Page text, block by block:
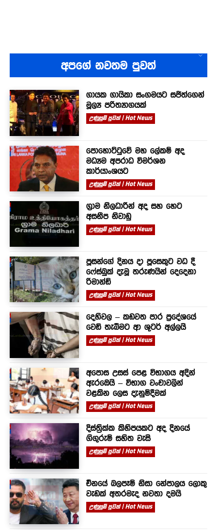
අපගේ නවතම පුවත්
ගායක ගායිකා සංගමයට සජිත්ගෙන්
මූල්‍ය පරිත්‍යාගයක්
උණුසුම් පුවත් | Hot News
පොහොට්ටුවේ මහ ලේකම් අද
මධ්‍යම අපරාධ විමර්ශන
කාර්යාංශයට
උණුසුම් පුවත් | Hot News
ග්‍රාම නිලධාරීන් අද සහ හෙට
අසනීප නිවාඩු
උණුසුම් පුවත් | Hot News
පූසන්ගේ දිනය දා පූසෙකුට වධ දී
ෆේස්බුක් දැමූ තරුණයින් දෙදෙනා
රිමාන්ඩ්
උණුසුම් පුවත් | Hot News
දෙහිවල – කඩවත පාර ප්‍රදේශයේ
වෙඩි තැබීමට ආ ශූටර් අල්ලයි
උණුසුම් පුවත් | Hot News
අපොස උසස් පෙළ විභාගය අදින්
ඇරඹෙයි – විභාග වංචාවලින්
වළකින ලෙස දැනුම්දීමක්
උණුසුම් පුවත් | Hot News
දිස්ත්‍රික්ක කිහිපයකට අද දිනයේ
ගිගුරුම් සහිත වැසි
උණුසුම් පුවත් | Hot News
චීනයේ බලපෑම් නිසා නේපාලය ලොකු
වැඩක් අතරමැද නවතා දමයි
උණුසුම් පුවත් | Hot News